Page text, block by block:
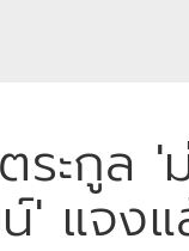
ระกูล
แจงแ